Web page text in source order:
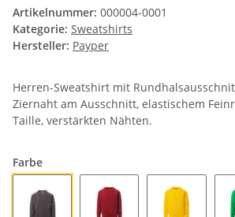
Artikelnummer: 000004-0001
Kategorie: Sweatshirts
Hersteller: Payper
Herren-Sweatshirt mit
Ziernaht am Ausschnitt, elastischem
Taille, verstärkten Nähten.
Farbe